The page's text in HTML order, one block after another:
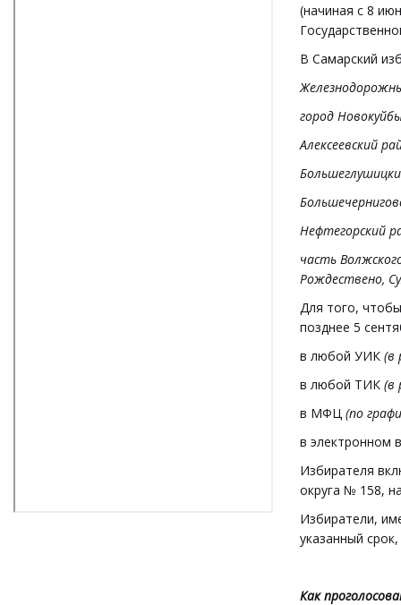
(начиная с 8
В Самарский
город
Алексеевский
Нефтегорский
часть
Рождествено,
Для того,
позднее 5
в любой УИК (в
в любой ТИК (в
в МФЦ (по
в электронном
Избирателя
округа № 158,
Избиратели,
указанный
Как